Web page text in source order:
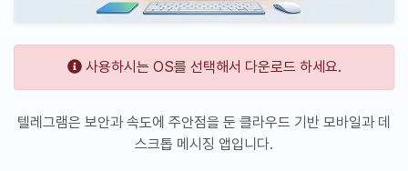
사용하시는 OS를 선택해서 다운로드 하세요.
텔레그램은 보안과 속도에 주안점을 둔 클라우드 기반 모바일과 데
스크톱 메시징 앱입니다.